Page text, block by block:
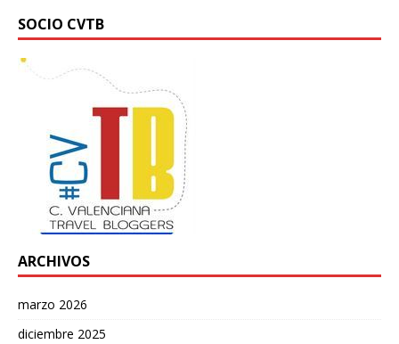
SOCIO CVTB
ARCHIVOS
marzo 2026
diciembre 2025